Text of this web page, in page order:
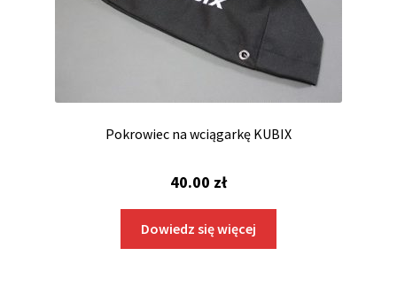
Pokrowiec na wciągarkę KUBIX
40.00 zł
Dowiedz się więcej